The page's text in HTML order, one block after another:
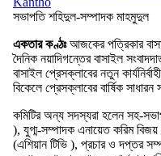
সভাপতি শহিদুল-সম্পাদক মাহমুদুল
একতার কণ্ঠঃআজকের পত্রিকার
দৈনিক নয়াদিগন্তের বাসাইল
বাসাইল প্রেসক্লাবের নতুন
বিকেলে প্রেসক্লাবের বার্ষিক
কমিটির অন্য সদস্যরা হলেন সহ-
), যুগ্ম-সম্পাদক এনায়েত করিম বিজয়
(এশিয়ান টিভি ), প্রচার ও দপ্তর